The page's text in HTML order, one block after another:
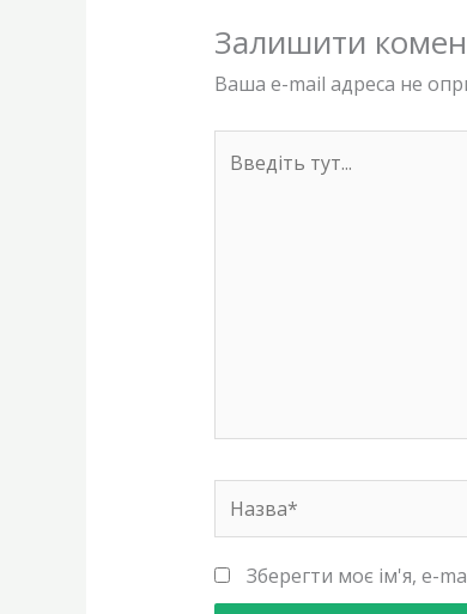
Залишити
Ваша e-mail адреса не
Назва*
Зберегти моє ім'я, e-